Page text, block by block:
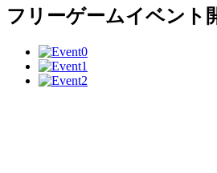
フリーゲームイベント